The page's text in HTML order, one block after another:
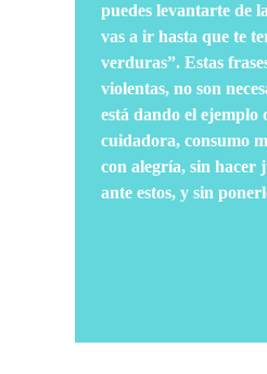
puedes levantarte de
vas a ir hasta que te
verduras”. Estas
violentas, no son
está dando el ejemplo
cuidadora, consumo
con alegría, sin hacer
ante estos, y sin